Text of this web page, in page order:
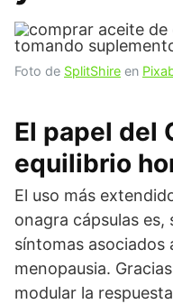
Foto de SplitShire en
El papel del
equilibrio
El uso más
onagra cápsulas es,
síntomas asociados
menopausia.
modular la